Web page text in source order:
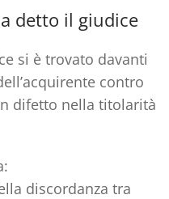
detto il giudice
si è trovato davanti
contro
difetto nella titolarità
discordanza tra